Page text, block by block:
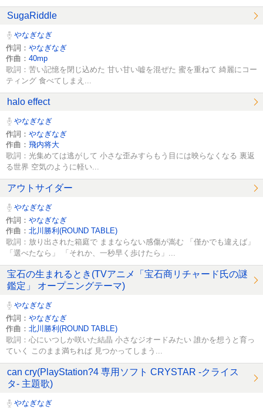
SugaRiddle
やなぎなぎ
作詞： やなぎなぎ
作曲： 40mp
歌詞：苦い記憶を閉じ込めた 甘い甘い嘘を混ぜた 蜜を重ねて 綺麗にコー
ティング 食べてしまえ...
halo effect
やなぎなぎ
作詞： やなぎなぎ
作曲： 飛内将大
歌詞：光集めては逃がして 小さな歪みすらもう目には映らなくなる 裏返
る世界 空気のように軽い...
アウトサイダー
やなぎなぎ
作詞： やなぎなぎ
作曲： 北川勝利(ROUND TABLE)
歌詞：放り出された箱庭で ままならない感傷が嵩む 「僅かでも違えば」
「選べたなら」 「それか、一秒早く歩けたら」...
宝石の生まれるとき(TVアニメ「宝石商リチャード氏の謎
鑑定」 オープニングテーマ)
やなぎなぎ
作詞： やなぎなぎ
作曲： 北川勝利(ROUND TABLE)
歌詞：心にいつしか咲いた結晶 小さなジオードみたい 誰かを想うと育っ
ていく このまま満ちれば 見つかってしまう...
can cry(PlayStation?4 専用ソフト CRYSTAR -クライス
タ- 主題歌)
やなぎなぎ